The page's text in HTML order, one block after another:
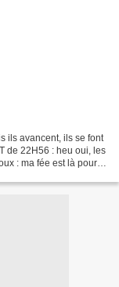
ils avancent, ils se font
de 22H56 : heu oui, les
: ma fée est là pour